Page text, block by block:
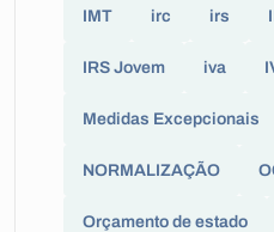
IMT irc irs
IRS Jovem iva
Medidas Excepcionais
NORMALIZAÇÃO
Orçamento de estado